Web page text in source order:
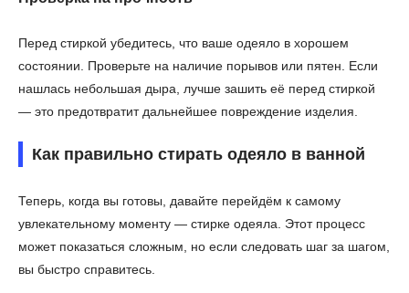
Перед стиркой убедитесь, что ваше одеяло в хорошем
состоянии. Проверьте на наличие порывов или пятен. Если
нашлась небольшая дыра, лучше зашить её перед стиркой
— это предотвратит дальнейшее повреждение изделия.
Как правильно стирать одеяло в ванной
Теперь, когда вы готовы, давайте перейдём к самому
увлекательному моменту — стирке одеяла. Этот процесс
может показаться сложным, но если следовать шаг за шагом,
вы быстро справитесь.